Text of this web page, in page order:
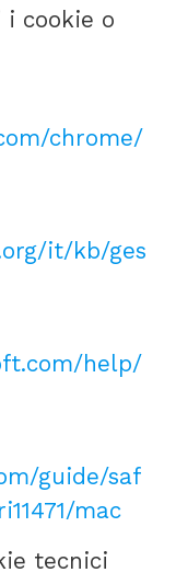
cookie o
chrome/
it/kb/ges
help/
guide/saf
mac
tecnici